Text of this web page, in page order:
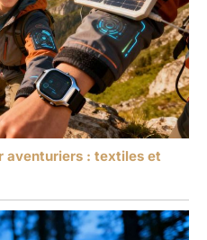
aventuriers : textiles et